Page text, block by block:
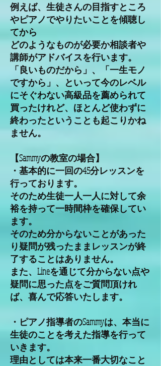
例えば、生徒さんの目指すところ
やピアノでやりたいことを傾聴し
てから
どのようなものが必要か相談者や
講師がアドバイスを行います。
「良いものだから」、「一生モノ
ですから」、といって今のレベル
にそぐわない高級品を薦められて
買ったけれど、ほとんど使わずに
終わったということも起こりかね
ません。
【Sammyの教室の場合】
・基本的に一回の45分レッスンを
行っております。
そのため生徒一人一人に対して余
裕を持って一時間枠を確保してい
ます。
そのため分からないことがあった
り疑問が残ったままレッスンが終
了することはありません。
また、Lineを通じて分からない点や
疑問に思った点をご質問頂けれ
ば、喜んで応答いたします。
・ピアノ指導者のSammyは、本当に
生徒のことを考えた指導を行って
いきます。
理由としては本来一番大切なこと